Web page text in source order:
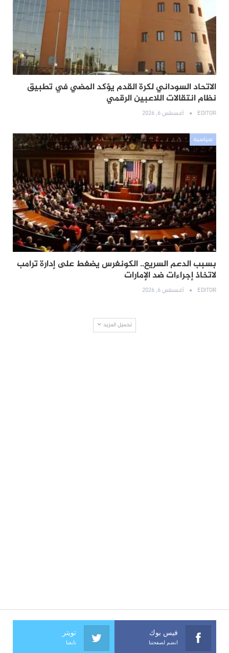
الاتحاد السوداني لكرة القدم يؤكد المضي في تطبيق
نظام انتقالات اللاعبين الرقمي
EDITOR أغسطس 6, 2026
سياسية
بسبب الدعم السريع.. الكونغرس يضغط على إدارة ترامب
لاتخاذ إجراءات ضد الإمارات
EDITOR أغسطس 6, 2026
تحميل المزيد
فيس بوك
انضم لصفحتنا
تويتر
تابعنا